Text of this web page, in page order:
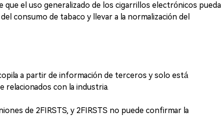
que el uso generalizado de los cigarrillos electrónicos pueda
consumo de tabaco y llevar a la normalización del
a partir de información de terceros y solo está
relacionados con la industria.
de 2FIRSTS, y 2FIRSTS no puede confirmar la